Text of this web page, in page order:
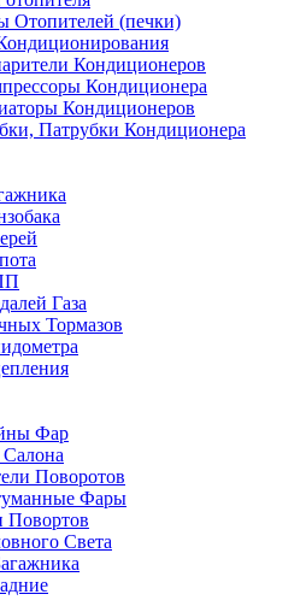
Отопителей (печки)
Кондиционеров
Кондиционера
Кондиционеров
Патрубки Кондиционера
Газа
Тормазов
Фар
Поворотов
Фары
Повортов
Света